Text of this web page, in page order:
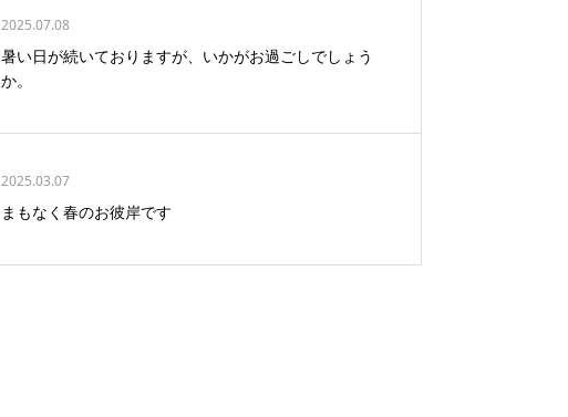
2025.07.08
暑い日が続いておりますが、いかがお過ごしでしょう
か。
2025.03.07
まもなく春のお彼岸です